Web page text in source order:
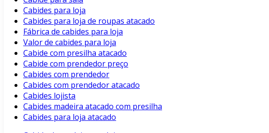
Cabides para loja
Cabides para loja de roupas atacado
Fábrica de cabides para loja
Valor de cabides para loja
Cabide com presilha atacado
Cabide com prendedor preço
Cabides com prendedor
Cabides com prendedor atacado
Cabides lojista
Cabides madeira atacado com presilha
Cabides para loja atacado